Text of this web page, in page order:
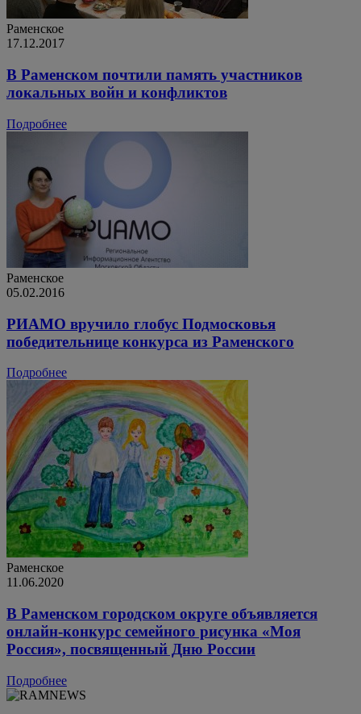
Раменское
17.12.2017
В Раменском почтили память участников
локальных войн и конфликтов
Подробнее
Раменское
05.02.2016
РИАМО вручило глобус Подмосковья
победительнице конкурса из Раменского
Подробнее
Раменское
11.06.2020
В Раменском городском округе объявляется
онлайн-конкурс семейного рисунка «Моя
Россия», посвященный Дню России
Подробнее